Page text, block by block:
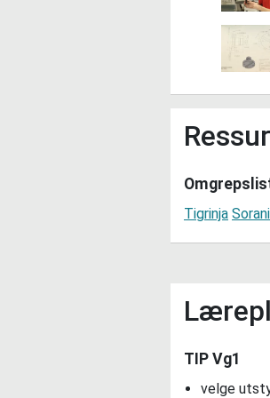
Tigrinja Sorani
TIP Vg1
velge